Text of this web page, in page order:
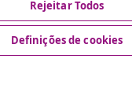
cliente
Rejeitar Todos
Definições de cookies